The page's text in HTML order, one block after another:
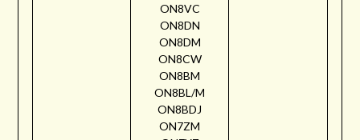
ON8VC
ON8DN
ON8DM
ON8CW
ON8BM
ON8BL/M
ON8BDJ
ON7ZM